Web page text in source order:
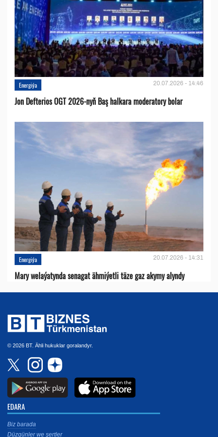
Energiýa 20.07.2026 - 14:46
Jon Defterios OGT 2026-nyň Baş halkara moderatory bolar
Energiýa 20.07.2026 - 14:31
Mary welaýatynda senagat ähmiýetli täze gaz akymy alyndy
© 2026 BT. Ähli hukuklar goralandyr.
EDARA
Biz barada
Düzgünler we şertler